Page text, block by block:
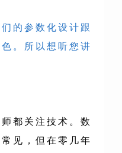
的参数化设计跟
。所以想听您讲
都关注技术。数
见，但在零几年